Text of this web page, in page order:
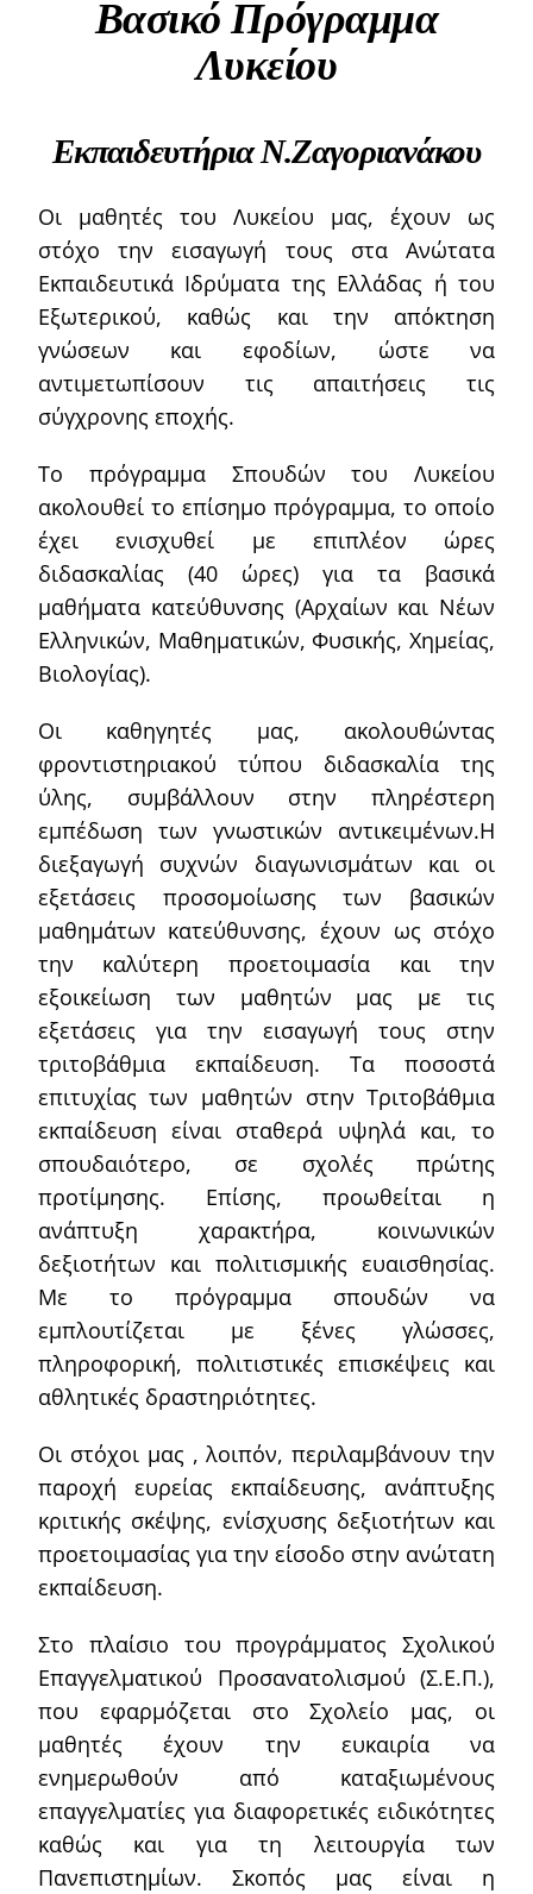
Βασικό Πρόγραμμα
Λυκείου
Εκπαιδευτήρια Ν.Ζαγοριανάκου
Οι μαθητές του Λυκείου μας, έχουν ως
στόχο την εισαγωγή τους στα Ανώτατα
Εκπαιδευτικά Ιδρύματα της Ελλάδας ή του
Εξωτερικού, καθώς και την απόκτηση
γνώσεων και εφοδίων, ώστε να
αντιμετωπίσουν τις απαιτήσεις τις
σύγχρονης εποχής.
Το πρόγραμμα Σπουδών του Λυκείου
ακολουθεί το επίσημο πρόγραμμα, το οποίο
έχει ενισχυθεί με επιπλέον ώρες
διδασκαλίας (40 ώρες) για τα βασικά
μαθήματα κατεύθυνσης (Αρχαίων και Νέων
Ελληνικών, Μαθηματικών, Φυσικής, Χημείας,
Βιολογίας).
Οι καθηγητές μας, ακολουθώντας
φροντιστηριακού τύπου διδασκαλία της
ύλης, συμβάλλουν στην πληρέστερη
εμπέδωση των γνωστικών αντικειμένων.Η
διεξαγωγή συχνών διαγωνισμάτων και οι
εξετάσεις προσομοίωσης των βασικών
μαθημάτων κατεύθυνσης, έχουν ως στόχο
την καλύτερη προετοιμασία και την
εξοικείωση των μαθητών μας με τις
εξετάσεις για την εισαγωγή τους στην
τριτοβάθμια εκπαίδευση. Τα ποσοστά
επιτυχίας των μαθητών στην Τριτοβάθμια
εκπαίδευση είναι σταθερά υψηλά και, το
σπουδαιότερο, σε σχολές πρώτης
προτίμησης. Επίσης, προωθείται η
ανάπτυξη χαρακτήρα, κοινωνικών
δεξιοτήτων και πολιτισμικής ευαισθησίας.
Με το πρόγραμμα σπουδών να
εμπλουτίζεται με ξένες γλώσσες,
πληροφορική, πολιτιστικές επισκέψεις και
αθλητικές δραστηριότητες.
Οι στόχοι μας , λοιπόν, περιλαμβάνουν την
παροχή ευρείας εκπαίδευσης, ανάπτυξης
κριτικής σκέψης, ενίσχυσης δεξιοτήτων και
προετοιμασίας για την είσοδο στην ανώτατη
εκπαίδευση.
Στο πλαίσιο του προγράμματος Σχολικού
Επαγγελματικού Προσανατολισμού (Σ.Ε.Π.),
που εφαρμόζεται στο Σχολείο μας, οι
μαθητές έχουν την ευκαιρία να
ενημερωθούν από καταξιωμένους
επαγγελματίες για διαφορετικές ειδικότητες
καθώς και για τη λειτουργία των
Πανεπιστημίων. Σκοπός μας είναι η